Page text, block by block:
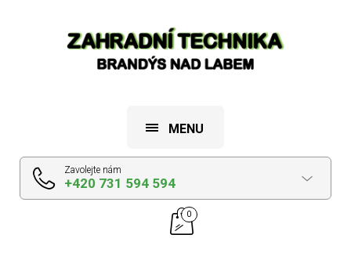
MENU
Zavolejte nám
+420 731 594 594
0